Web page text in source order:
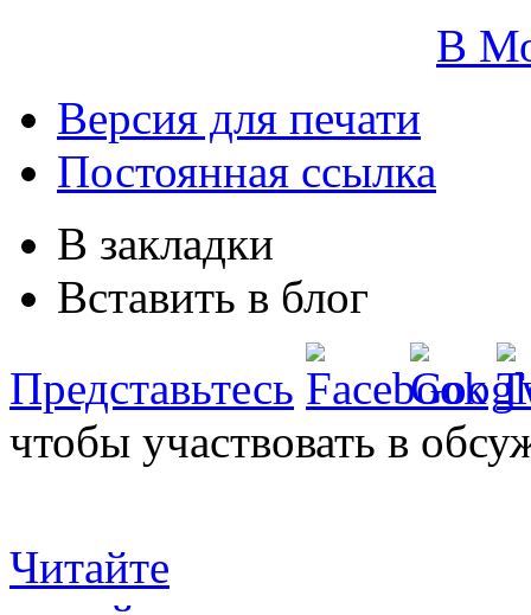
В
Версия для печати
Постоянная ссылка
В закладки
Вставить в блог
Представьтесь
чтобы участвовать в
Читайте